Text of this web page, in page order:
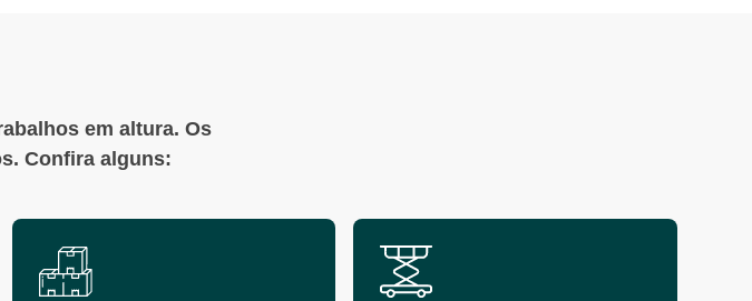
em altura. Os
Confira alguns: